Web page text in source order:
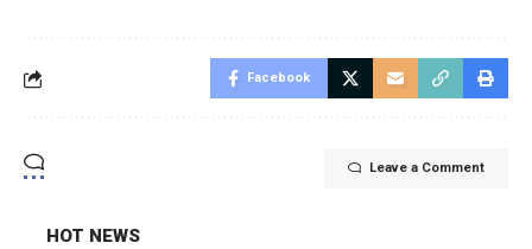
Facebook
Leave a Comment
HOT NEWS